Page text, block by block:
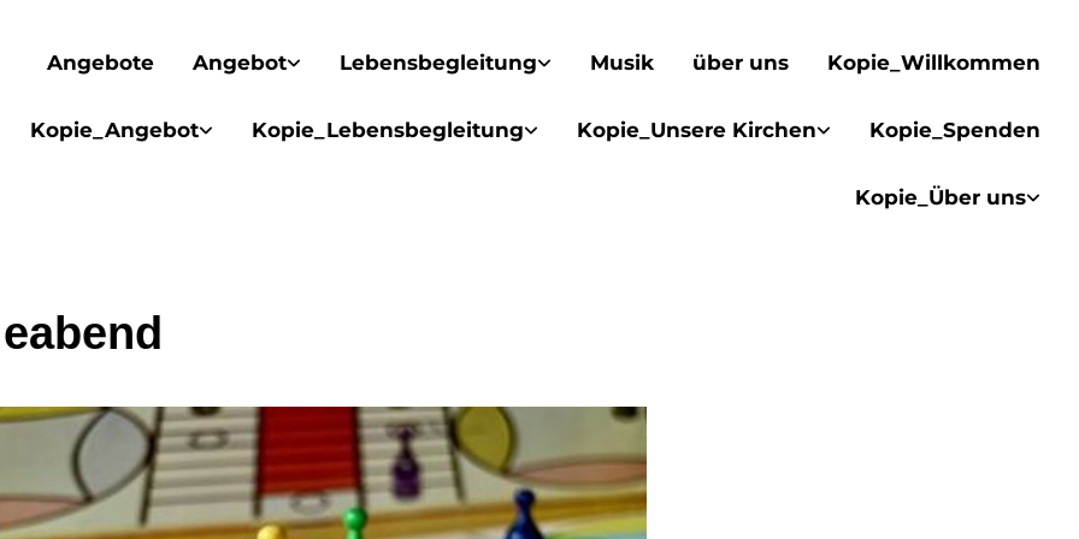
Angebote Angebot Lebensbegleitung Musik über uns Kopie_Willkommen
Kopie_Angebot Kopie_Lebensbegleitung Kopie_Unsere Kirchen Kopie_Spenden
Kopie_Über uns